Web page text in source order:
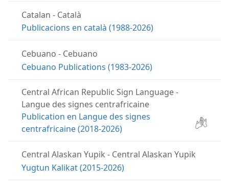
Catalan - Català
Publicacions en català (1988-2026)
Cebuano - Cebuano
Cebuano Publications (1983-2026)
Central African Republic Sign Language-
Langue des signes centrafricaine
Publication en Langue des signes
centrafricaine (2018-2026)
Central Alaskan Yupik - Central Alaskan Yupik
Yugtun Kalikat (2015-2026)